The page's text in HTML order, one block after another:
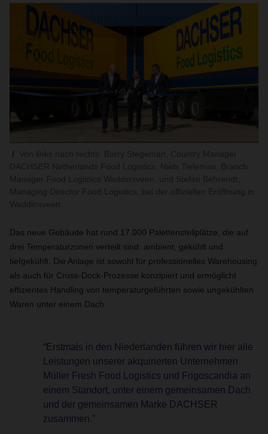
Das neue Gebäude hat rund 17.000 Palettenstellplätze, die auf
drei Temperaturzonen verteilt sind: ambient, gekühlt und
tiefgekühlt. Die Anlage ist sowohl für professionelles Warehousing
als auch für Cross-Dock-Prozesse konzipiert und ermöglicht
effizientes Handling von temperaturgeführten sowie ungekühlten
Waren unter einem Dach.
“Erstmals in den Niederlanden führen wir hier alle
Leistungen unserer akquirierten Unternehmen
Müller Fresh Food Logistics und Frigoscandia an
einem Standort, unter einem gemeinsamen Dach
und der gemeinsamen Marke DACHSER
zusammen.”